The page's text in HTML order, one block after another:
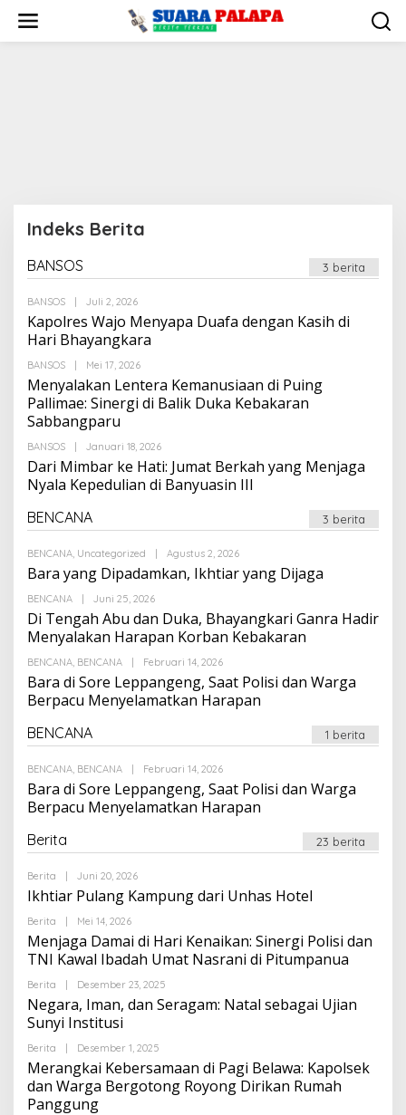
konten
Indeks Berita
|
Februari
19,
Oleh
BANSOS 3 berita
BANSOS Juli 2, 2026Oleh
Kapolres Wajo Menyapa Duafa dengan Kasih di
Hari Bhayangkara
BANSOS Mei 17, 2026Oleh
Menyalakan Lentera Kemanusiaan di Puing
Pallimae: Sinergi di Balik Duka Kebakaran
Sabbangparu
BANSOS Januari 18, 2026Oleh
Dari Mimbar ke Hati: Jumat Berkah yang Menjaga
Nyala Kepedulian di Banyuasin III
BENCANA 3 berita
BENCANA, Uncategorized Agustus 2, 2026Oleh
Bara yang Dipadamkan, Ikhtiar yang Dijaga
BENCANA Juni 25, 2026Oleh
Di Tengah Abu dan Duka, Bhayangkari Ganra Hadir
Menyalakan Harapan Korban Kebakaran
BENCANA, BENCANA Februari 14, 2026Oleh
Bara di Sore Leppangeng, Saat Polisi dan Warga
Berpacu Menyelamatkan Harapan
BENCANA 1 berita
BENCANA, BENCANA Februari 14, 2026Oleh
Bara di Sore Leppangeng, Saat Polisi dan Warga
Berpacu Menyelamatkan Harapan
Berita 23 berita
Berita Juni 20, 2026Oleh
Ikhtiar Pulang Kampung dari Unhas Hotel
Berita Mei 14, 2026Oleh
Menjaga Damai di Hari Kenaikan: Sinergi Polisi dan
TNI Kawal Ibadah Umat Nasrani di Pitumpanua
Berita Desember 23, 2025
Negara, Iman, dan Seragam: Natal sebagai Ujian
Sunyi Institusi
Berita Desember 1, 2025
Merangkai Kebersamaan di Pagi Belawa: Kapolsek
dan Warga Bergotong Royong Dirikan Rumah
Panggung